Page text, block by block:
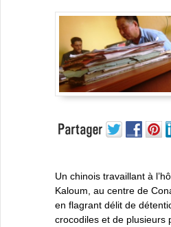
Un chinois travaillant à
Kaloum, au centre de
en flagrant délit de
crocodiles et de plusieurs